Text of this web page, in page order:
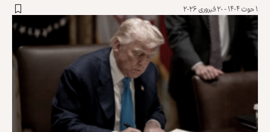
۱ حوت ۱۴۰۴ - ۲۰ فبروری ۲۰۲۶